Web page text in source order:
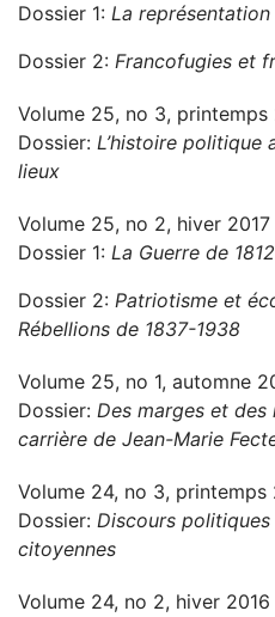
Dossier 1: La
Dossier 2: Francofugies et
Volume 25, no 3, printemps
Dossier: L’histoire politique
lieux
Volume 25, no 2, hiver
Dossier 1: La Guerre de 1812
Dossier 2: Patriotisme et
Rébellions de 1837-1938
Volume 25, no 1, automne
Dossier: Des marges et des
carrière de Jean-Marie
Volume 24, no 3, printemps
Dossier: Discours
citoyennes
Volume 24, no 2, hiver 2016